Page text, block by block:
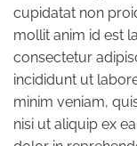
cupidatat non
mollit anim id est
consectetur
incididunt ut
minim veniam,
nisi ut aliquip ex